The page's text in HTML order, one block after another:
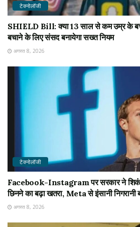
टेक्नोलॉजी
SHIELD Bill: क्या 13 साल से कम उम्र के
बचाने के लिए संसद बनायेगा सख्त नियम
अगस्त 8, 2026
टेक्नोलॉजी
Facebook-Instagram पर सरकार ने
छिनने का बढ़ा खतरा, Meta से इंसानी निगरानी
अगस्त 8, 2026